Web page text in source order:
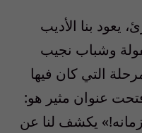
يعود بنا الأديب
وشباب نجيب
التي كان فيها
عنوان مثير هو:
يكشف لنا عن